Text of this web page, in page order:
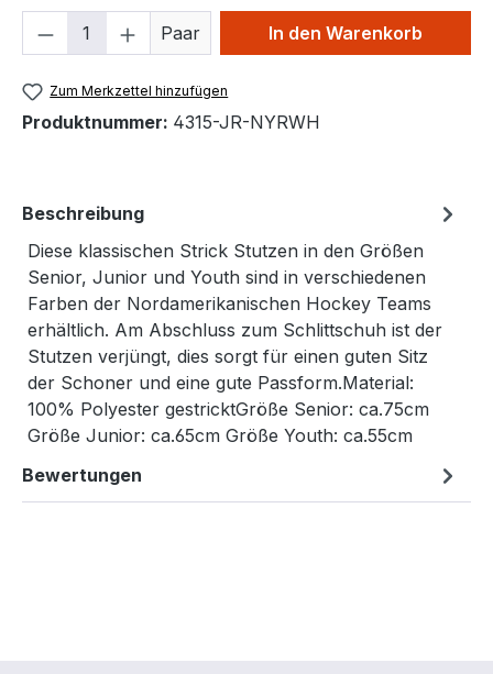
Produkt Anzahl: Gib den
Paar In den Warenkorb
Zum Merkzettel hinzufügen
Produktnummer: 4315-JR-NYRWH
Beschreibung
Diese klassischen Strick Stutzen in den Größen
Senior, Junior und Youth sind in verschiedenen
Farben der Nordamerikanischen Hockey Teams
erhältlich. Am Abschluss zum Schlittschuh ist der
Stutzen verjüngt, dies sorgt für einen guten Sitz
der Schoner und eine gute Passform.Material:
100% Polyester gestricktGröße Senior: ca.75cm
Größe Junior: ca.65cm Größe Youth: ca.55cm
Bewertungen